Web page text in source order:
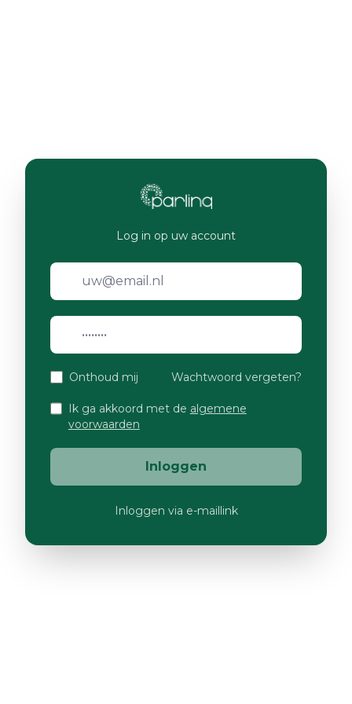
Log in op uw account
Onthoud mij Wachtwoord vergeten?
Ik ga akkoord met de algemene
voorwaarden
Inloggen
Inloggen via e-maillink